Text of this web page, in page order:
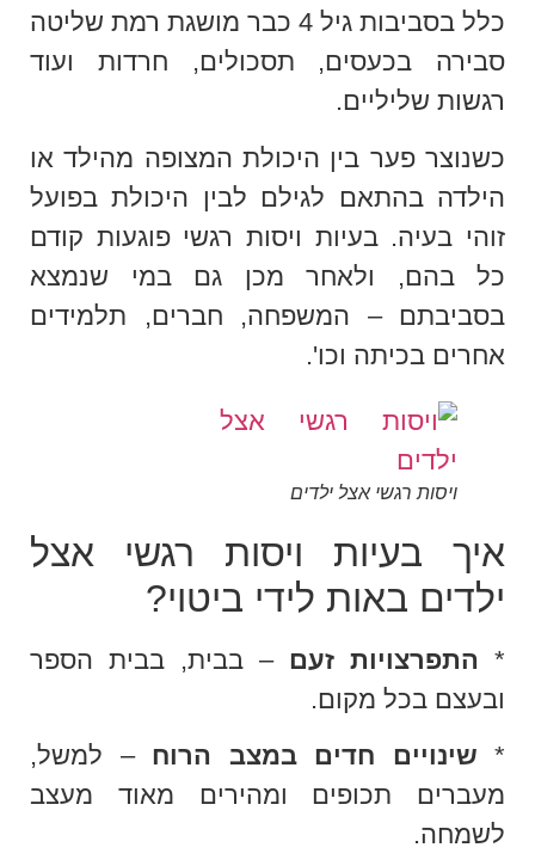
כלל בסביבות גיל 4 כבר מושגת רמת שליטה
סבירה בכעסים, תסכולים, חרדות ועוד
רגשות שליליים.
כשנוצר פער בין היכולת המצופה מהילד או
הילדה בהתאם לגילם לבין היכולת בפועל
זוהי בעיה. בעיות ויסות רגשי פוגעות קודם
כל בהם, ולאחר מכן גם במי שנמצא
בסביבתם – המשפחה, חברים, תלמידים
אחרים בכיתה וכו'.
ויסות רגשי אצל ילדים
איך בעיות ויסות רגשי אצל
ילדים באות לידי ביטוי?
* התפרצויות זעם – בבית, בבית הספר
ובעצם בכל מקום.
* שינויים חדים במצב הרוח – למשל,
מעברים תכופים ומהירים מאוד מעצב
לשמחה.